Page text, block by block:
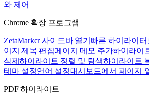
와 제어
Chrome 확장 프로그램
ZetaMarker 사이드바 열기 빠른 하이라이터
이지 제목 편집페이지 메모 추가하이라이
삭제 하이라이트 정렬 및 탐색하이라이트
테마 설정언어 설정대시보드에서 페이지
PDF 하이라이트